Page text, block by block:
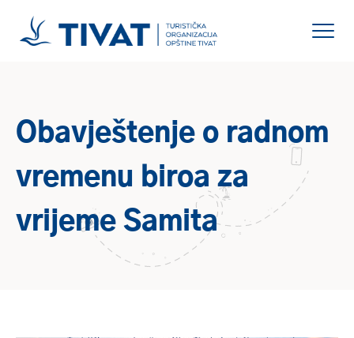
Obavještenje o radnom
vremenu biroa za
vrijeme Samita